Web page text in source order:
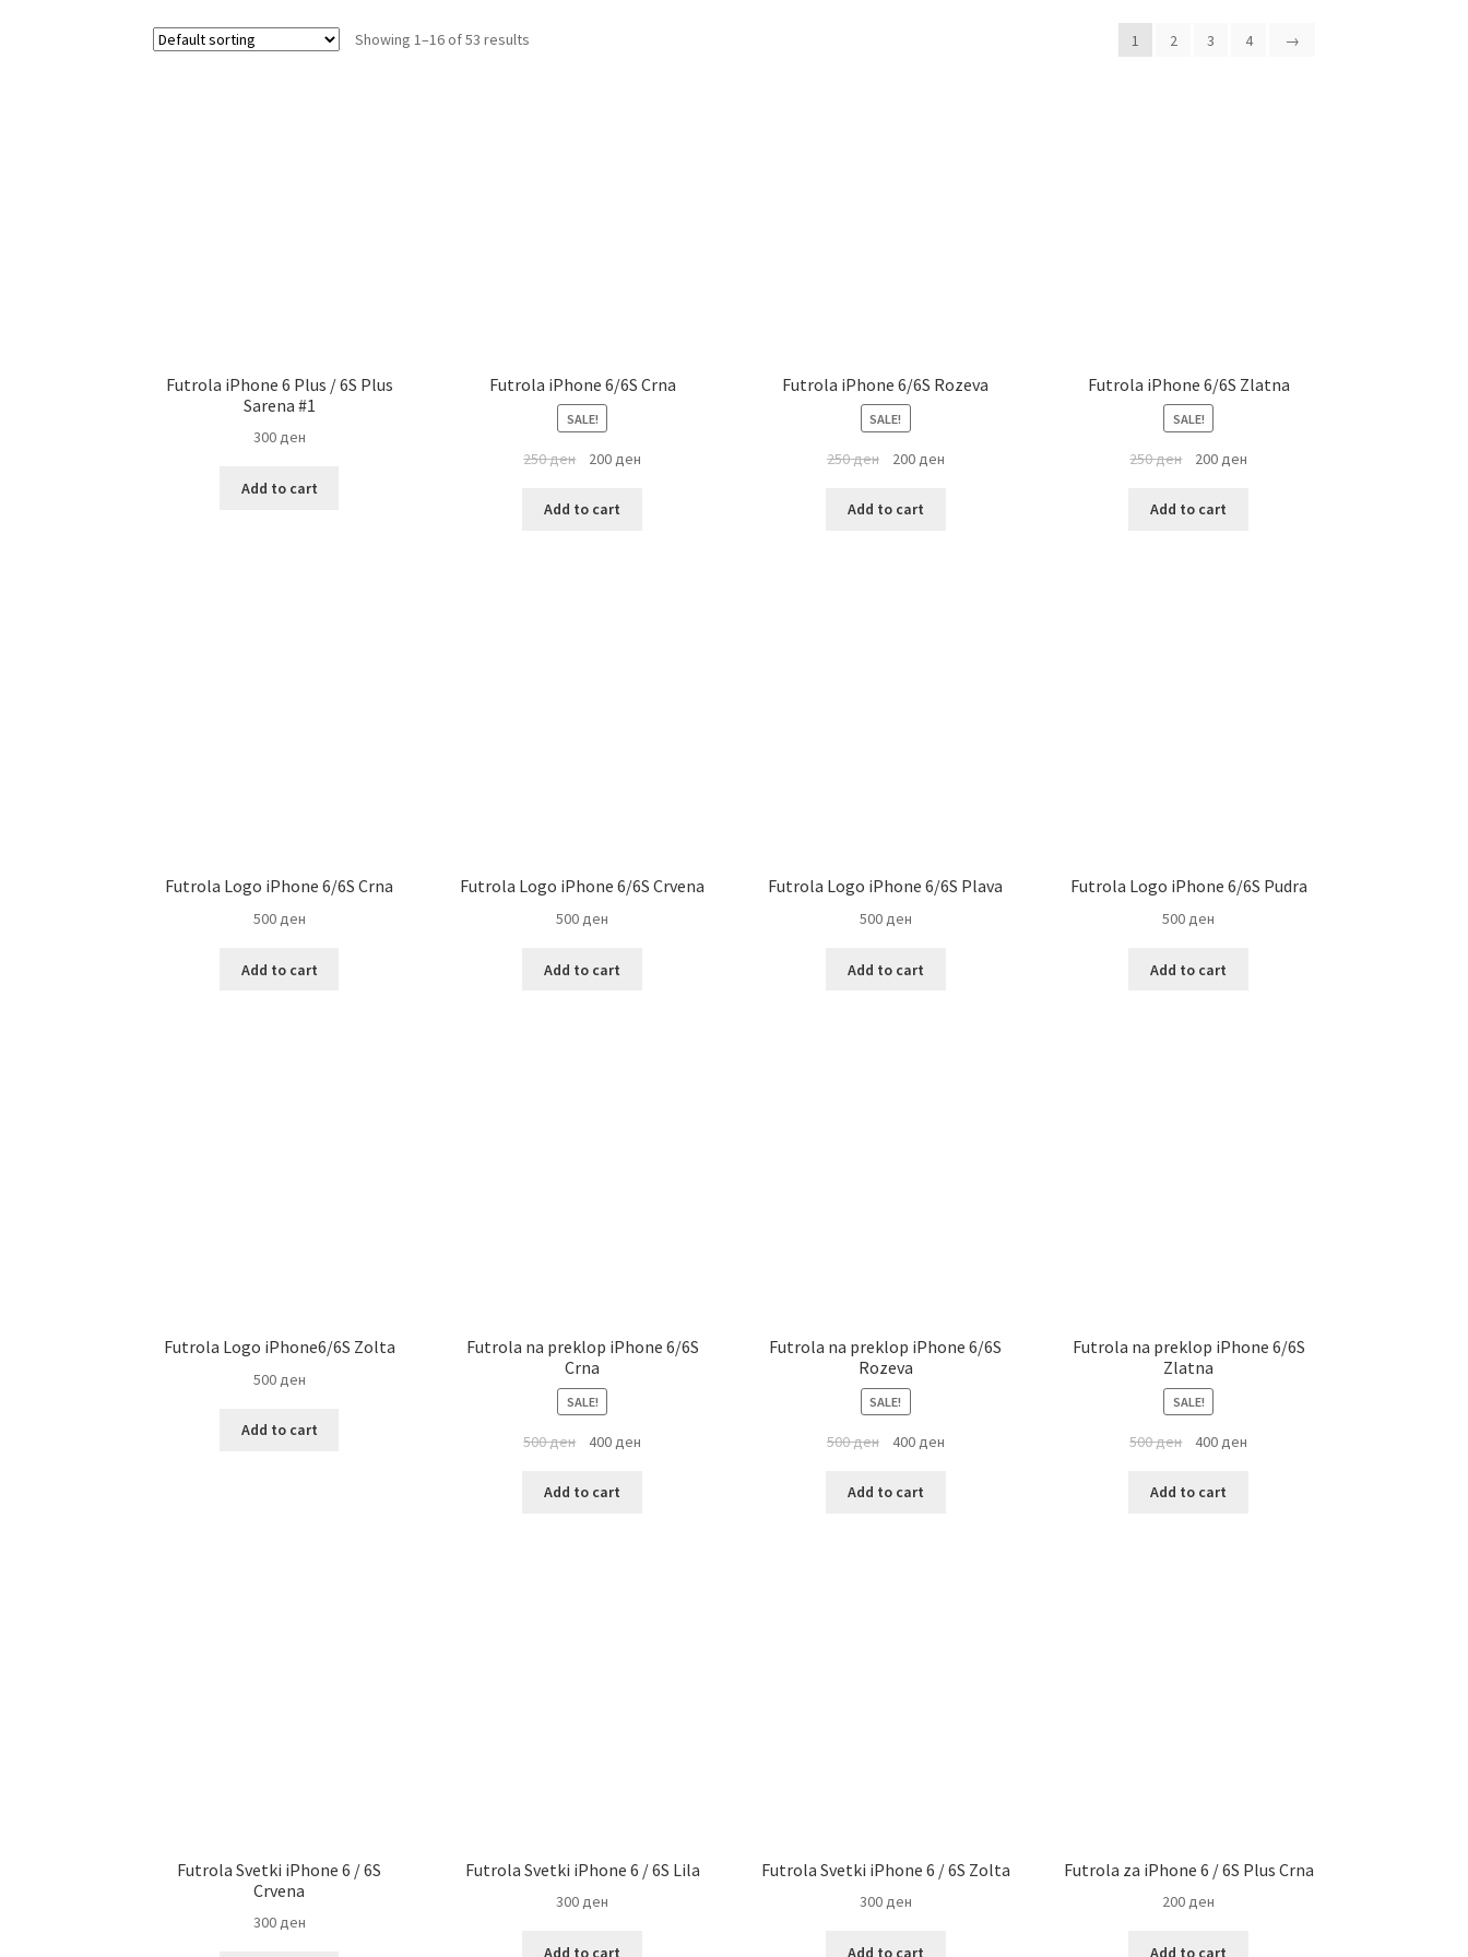
Showing 1–16 of 53 results 1 2 3 4 →
Futrola iPhone 6 Plus / 6S Plus
Sarena #1
300ден
Add to cart
Futrola iPhone 6/6S Crna
SALE!
250ден 200 ден
Add to cart
Futrola iPhone 6/6S Rozeva
SALE!
250ден 200 ден
Add to cart
Futrola iPhone 6/6S Zlatna
SALE!
250ден 200 ден
Add to cart
Futrola Logo iPhone 6/6S Crna
500ден
Add to cart
Futrola Logo iPhone 6/6S Crvena
500ден
Add to cart
Futrola Logo iPhone 6/6S Plava
500ден
Add to cart
Futrola Logo iPhone 6/6S Pudra
500ден
Add to cart
Futrola Logo iPhone6/6S Zolta
500 ден
Add to cart
Futrola na preklop iPhone 6/6S
Crna
SALE!
500ден 400ден
Add to cart
Futrola na preklop iPhone 6/6S
Rozeva
SALE!
500ден 400ден
Add to cart
Futrola na preklop iPhone 6/6S
Zlatna
SALE!
500ден 400ден
Add to cart
Futrola Svetki iPhone 6 / 6S
Crvena
300ден
Futrola Svetki iPhone 6 / 6S Lila
300ден
Add to cart
Futrola Svetki iPhone 6 / 6S Zolta
300ден
Add to cart
Futrola za iPhone 6 / 6S Plus Crna
200ден
Add to cart